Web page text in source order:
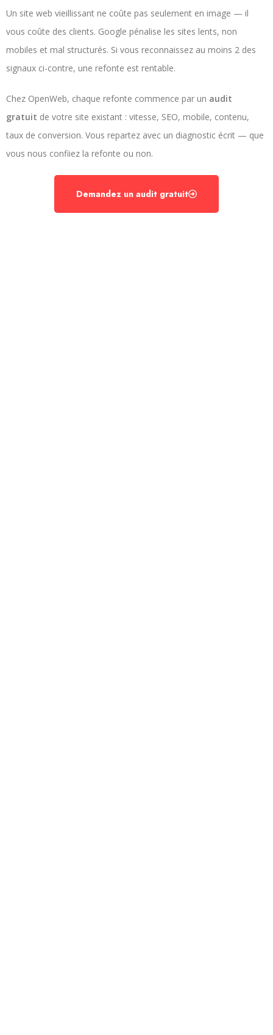
Un site web vieillissant ne coûte pas seulement en image — il
vous coûte des clients. Google pénalise les sites lents, non
mobiles et mal structurés. Si vous reconnaissez au moins 2 des
signaux ci-contre, une refonte est rentable.
Chez OpenWeb, chaque refonte commence par un audit
gratuit de votre site existant : vitesse, SEO, mobile, contenu,
taux de conversion. Vous repartez avec un diagnostic écrit — que
vous nous confiiez la refonte ou non.
Demandez un audit gratuit